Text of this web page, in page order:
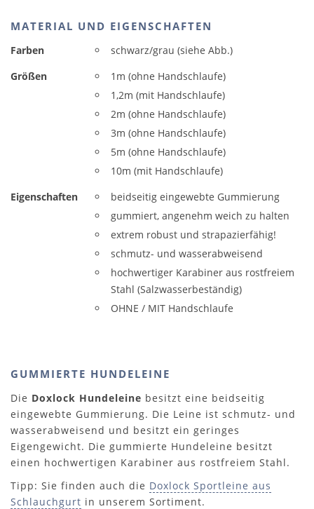
MATERIAL UND EIGENSCHAFTEN
Farben
schwarz/grau (siehe Abb.)
Größen
1m (ohne Handschlaufe)
1,2m (mit Handschlaufe)
2m (ohne Handschlaufe)
3m (ohne Handschlaufe)
5m (ohne Handschlaufe)
10m (mit Handschlaufe)
Eigenschaften
beidseitig eingewebte Gummierung
gummiert, angenehm weich zu halten
extrem robust und strapazierfähig!
schmutz- und wasserabweisend
hochwertiger Karabiner aus rostfreiem
Stahl (Salzwasserbeständig)
OHNE / MIT Handschlaufe
GUMMIERTE HUNDELEINE
Die Doxlock Hundeleine besitzt eine beidseitig
eingewebte Gummierung. Die Leine ist schmutz- und
wasserabweisend und besitzt ein geringes
Eigengewicht. Die gummierte Hundeleine besitzt
einen hochwertigen Karabiner aus rostfreiem Stahl.
Tipp: Sie finden auch die Doxlock Sportleine aus
Schlauchgurt in unserem Sortiment.